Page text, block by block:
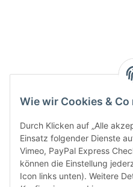
Wie wir Cookies & Co
Durch Klicken auf „Alle
Einsatz folgender Dienste
Vimeo, PayPal Express
können die Einstellung
Icon links unten). Weitere
Gesetzliche Informationen